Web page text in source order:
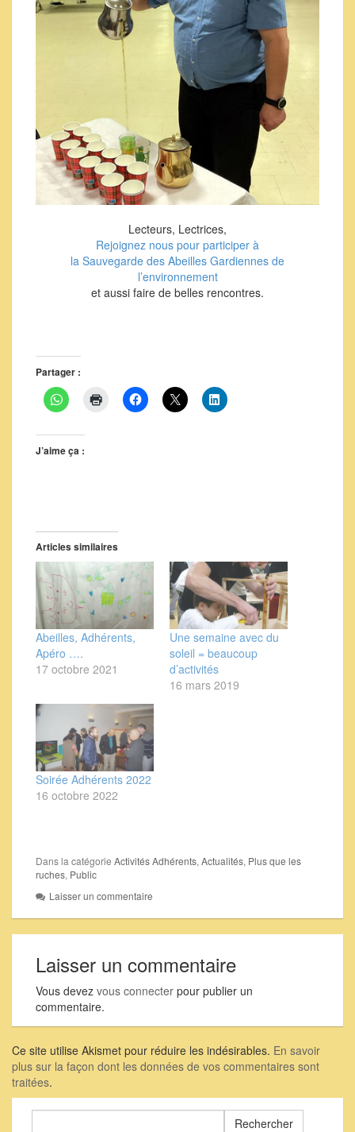
Lecteurs, Lectrices,
Rejoignez nous pour participer à
la Sauvegarde des Abeilles Gardiennes de
l’environnement
et aussi faire de belles rencontres.
Partager :
J’aime ça :
Articles similaires
Abeilles, Adhérents,
Apéro ….
17 octobre 2021
Une semaine avec du
soleil = beaucoup
d’activités
16 mars 2019
Soirée Adhérents 2022
16 octobre 2022
Dans la catégorie Activités Adhérents, Actualités, Plus que les
ruches, Public
Laisser un commentaire
Laisser un commentaire
Vous devez vous connecter pour publier un
commentaire.
Ce site utilise Akismet pour réduire les indésirables. En savoir
plus sur la façon dont les données de vos commentaires sont
traitées.